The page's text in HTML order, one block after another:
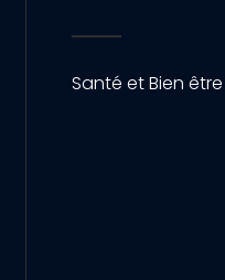
Santé et Bien être